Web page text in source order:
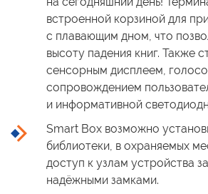
встроенной корзиной для
с плавающим дном, что
высоту падения книг. Также
сенсорным дисплеем,
сопровождением
и информативной
Smart Box возможно
библиотеки, в охраняемых
доступ к узлам устройства
надёжными замками.